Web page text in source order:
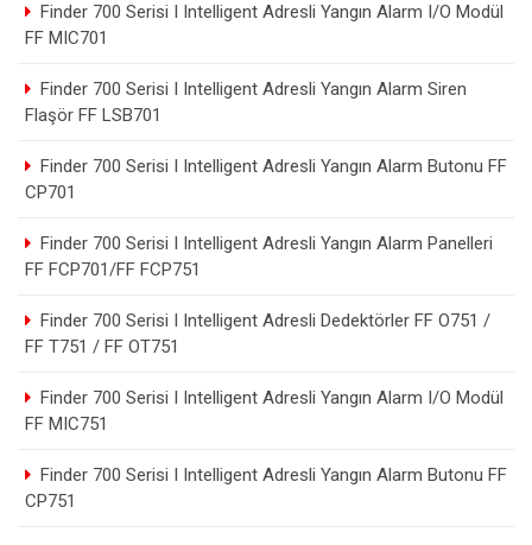
Finder 700 Serisi I Intelligent Adresli Yangın Alarm I/O Modül
FF MIC701
Finder 700 Serisi I Intelligent Adresli Yangın Alarm Siren
Flaşör FF LSB701
Finder 700 Serisi I Intelligent Adresli Yangın Alarm Butonu FF
CP701
Finder 700 Serisi I Intelligent Adresli Yangın Alarm Panelleri
FF FCP701/FF FCP751
Finder 700 Serisi I Intelligent Adresli Dedektörler FF O751 /
FF T751 / FF OT751
Finder 700 Serisi I Intelligent Adresli Yangın Alarm I/O Modül
FF MIC751
Finder 700 Serisi I Intelligent Adresli Yangın Alarm Butonu FF
CP751